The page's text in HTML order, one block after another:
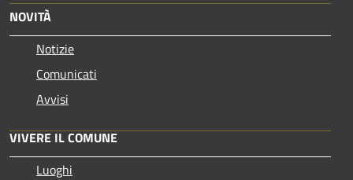
NOVITÀ
Notizie
Comunicati
Avvisi
VIVERE IL COMUNE
Luoghi